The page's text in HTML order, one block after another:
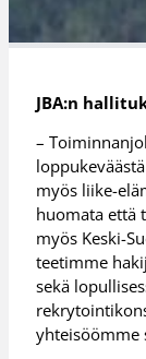
JBA:n
–
myös liike-
huomata että
myös Keski-
teetimme
sekä
yhteisöömme